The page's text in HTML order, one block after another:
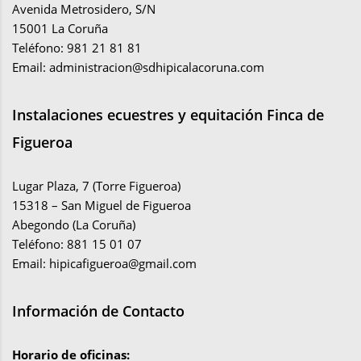
Avenida Metrosidero, S/N
15001 La Coruña
Teléfono: 981 21 81 81
Email: administracion@sdhipicalacoruna.com
Instalaciones ecuestres y equitación Finca de
Figueroa
Lugar Plaza, 7 (Torre Figueroa)
15318 – San Miguel de Figueroa
Abegondo (La Coruña)
Teléfono: 881 15 01 07
Email: hipicafigueroa@gmail.com
Información de Contacto
Horario de oficinas: